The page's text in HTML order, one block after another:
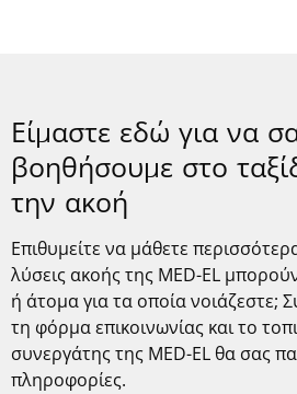
Είμαστε εδώ για να
βοηθήσουμε στο
την ακοή
Επιθυμείτε να μάθετε
λύσεις ακοής της MED-EL
ή άτομα για τα οποία νοιάζεστε;
τη φόρμα επικοινωνίας και το
συνεργάτης της MED-EL θα σας
πληροφορίες.